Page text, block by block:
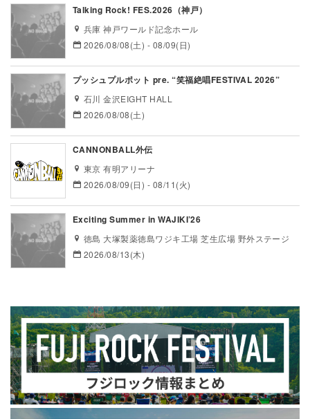
Talking Rock! FES.2026（神戸）
兵庫 神戸ワールド記念ホール
2026/08/08(土) - 08/09(日)
プッシュプルポット pre. “笑福絶唱FESTIVAL 2026”
石川 金沢EIGHT HALL
2026/08/08(土)
CANNONBALL外伝
東京 有明アリーナ
2026/08/09(日) - 08/11(火)
Exciting Summer in WAJIKI’26
徳島 大塚製薬徳島ワジキ工場 芝生広場 野外ステージ
2026/08/13(木)